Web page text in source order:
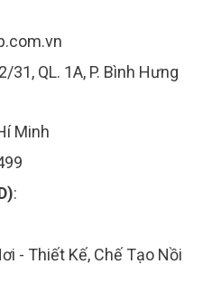
31, QL. 1A, P. Bình Hưng
Minh
:
- Thiết Kế, Chế Tạo Nồi